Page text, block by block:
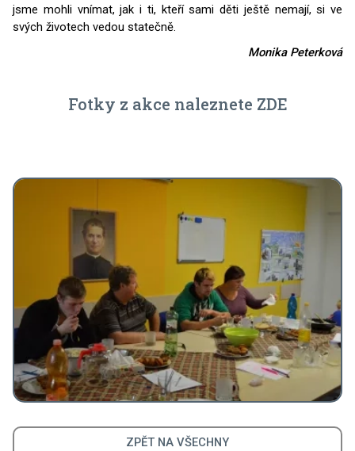
ZPĚT NA VŠECHNY
jsme mohli vnímat, jak i ti, kteří sami děti ještě nemají, si ve
svých životech vedou statečně.
Monika Peterková
Fotky z akce naleznete ZDE